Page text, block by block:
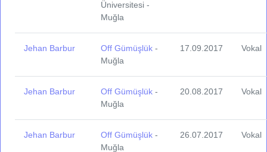
Üniversitesi -
Muğla
Jehan Barbur Off Gümüşlük -
Muğla
17.09.2017 Vokal
Jehan Barbur Off Gümüşlük -
Muğla
20.08.2017 Vokal
Jehan Barbur Off Gümüşlük -
Muğla
26.07.2017 Vokal